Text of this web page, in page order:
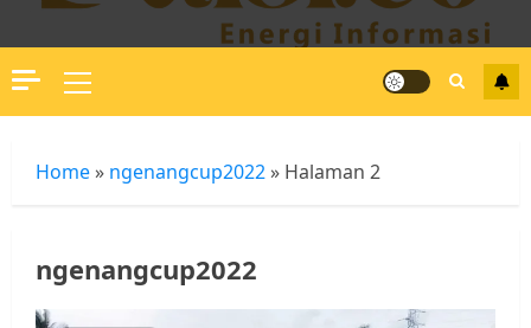
Primary
Menu
Home » ngenangcup2022 » Halaman 2
ngenangcup2022